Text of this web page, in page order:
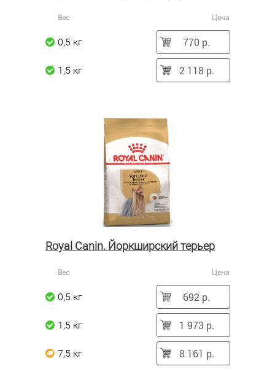
Вес Цена
0,5 кг 770 р.
1,5 кг 2 118 р.
Royal Canin. Йоркширский терьер
Вес Цена
0,5 кг 692 р.
1,5 кг 1 973 р.
7,5 кг 8 161 р.